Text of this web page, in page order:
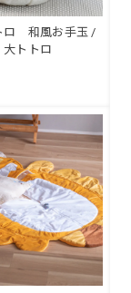
ロ 和風お手玉 /
トトロ